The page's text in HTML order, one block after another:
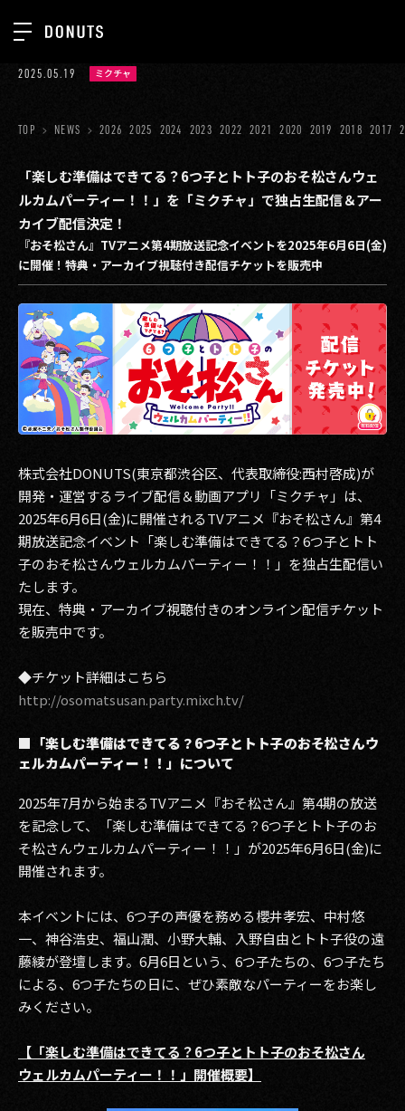
ジョブカン
ゲーム
ミクチャ
医療(CLIUS)
出版メディア
美少女図鑑
イベント
タテドラ
その他事業
2026
2025
2024
2023
2021
2019
2018
2017
2015
2014
2012
2011
TOP
ABOUT
SERVICES
GROUP
RECRUIT
CONTACT
2025.05.19 ミクチャ
TOP NEWS 2026 2025 2024 2023 2022 2021 2020 2019 2018 2017
「楽しむ準備はできてる？6つ子とトト子のおそ松さんウェ
ルカムパーティー！！」を「ミクチャ」で独占生配信＆アー
カイブ配信決定！
『おそ松さん』TVアニメ第4期放送記念イベントを2025年6月6日(金)
に開催！特典・アーカイブ視聴付き配信チケットを販売中
株式会社DONUTS(東京都渋谷区、代表取締役:西村啓成)が
開発・運営するライブ配信＆動画アプリ「ミクチャ」は、
2025年6月6日(金)に開催されるTVアニメ『おそ松さん』第4
期放送記念イベント「楽しむ準備はできてる？6つ子とトト
子のおそ松さんウェルカムパーティー！！」を独占生配信い
たします。
現在、特典・アーカイブ視聴付きのオンライン配信チケット
を販売中です。
◆チケット詳細はこちら
http://osomatsusan.party.mixch.tv/
■「楽しむ準備はできてる？6つ子とトト子のおそ松さんウ
ェルカムパーティー！！」について
2025年7月から始まるTVアニメ『おそ松さん』第4期の放送
を記念して、「楽しむ準備はできてる？6つ子とトト子のお
そ松さんウェルカムパーティー！！」が2025年6月6日(金)に
開催されます。
本イベントには、6つ子の声優を務める櫻井孝宏、中村悠
一、神谷浩史、福山潤、小野大輔、入野自由とトト子役の遠
藤綾が登壇します。6月6日という、6つ子たちの、6つ子たち
による、6つ子たちの日に、ぜひ素敵なパーティーをお楽し
みください。
【「楽しむ準備はできてる？6つ子とトト子のおそ松さん
ウェルカムパーティー！！」開催概要】